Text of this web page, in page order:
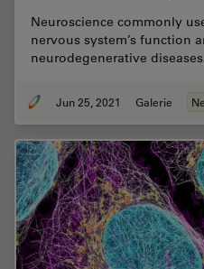
Neuroscience commonly
nervous system’s function
neurodegenerative
Jun 25, 2021 Galerie